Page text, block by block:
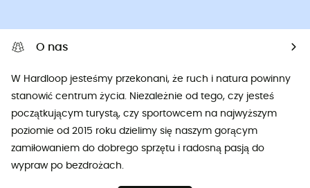
O nas
W Hardloop jesteśmy przekonani, że ruch i natura powinny
stanowić centrum życia. Niezależnie od tego, czy jesteś
początkującym turystą, czy sportowcem na najwyższym
poziomie od 2015 roku dzielimy się naszym gorącym
zamiłowaniem do dobrego sprzętu i radosną pasją do
wypraw po bezdrożach.